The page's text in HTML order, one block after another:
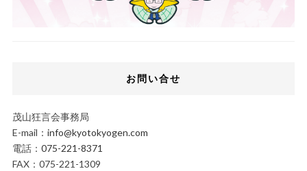
お問い合せ
茂山狂言会事務局
E-mail： info@kyotokyogen.com
電話： 075-221-8371
FAX：075-221-1309